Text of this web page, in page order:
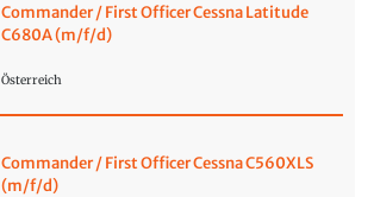
Commander / First Officer Cessna Latitude
C680A (m/f/d)
Österreich
Commander / First Officer Cessna C560XLS
(m/f/d)